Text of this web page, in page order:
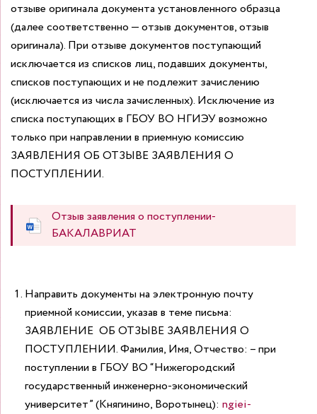
отзыве оригинала документа установленного образца
(далее соответственно — отзыв документов, отзыв
оригинала). При отзыве документов поступающий
исключается из списков лиц, подавших документы,
списков поступающих и не подлежит зачислению
(исключается из числа зачисленных). Исключение из
списка поступающих в ГБОУ ВО НГИЭУ возможно
только при направлении в приемную комиссию
ЗАЯВЛЕНИЯ ОБ ОТЗЫВЕ ЗАЯВЛЕНИЯ О
ПОСТУПЛЕНИИ.
Отзыв заявления о поступлении-
БАКАЛАВРИАТ
Направить документы на электронную почту
приемной комиссии, указав в теме письма:
ЗАЯВЛЕНИЕ ОБ ОТЗЫВЕ ЗАЯВЛЕНИЯ О
ПОСТУПЛЕНИИ. Фамилия, Имя, Отчество: – при
поступлении в ГБОУ ВО “Нижегородский
государственный инженерно-экономический
университет” (Княгинино, Воротынец): ngiei-